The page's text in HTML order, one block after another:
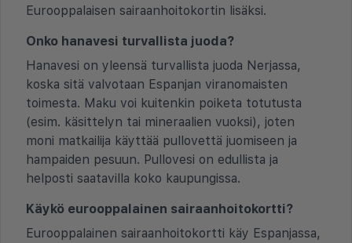
Eurooppalaisen sairaanhoitokortin lisäksi.
Onko hanavesi turvallista juoda?
Hanavesi on yleensä turvallista juoda Nerjassa,
koska sitä valvotaan Espanjan viranomaisten
toimesta. Maku voi kuitenkin poiketa totutusta
(esim. käsittelyn tai mineraalien vuoksi), joten
moni matkailija käyttää pullovettä juomiseen ja
hampaiden pesuun. Pullovesi on edullista ja
helposti saatavilla koko kaupungissa.
Käykö eurooppalainen sairaanhoitokortti?
Eurooppalainen sairaanhoitokortti käy Espanjassa,